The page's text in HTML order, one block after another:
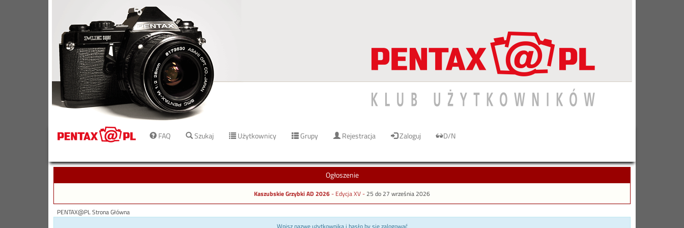
FAQ Szukaj Użytkownicy Grupy Rejestracja Zaloguj D/N
Ogłoszenie
Kaszubskie Grzybki AD 2026- Edycja XV -25 do 27 września 2026
PENTAX@PL Strona Główna